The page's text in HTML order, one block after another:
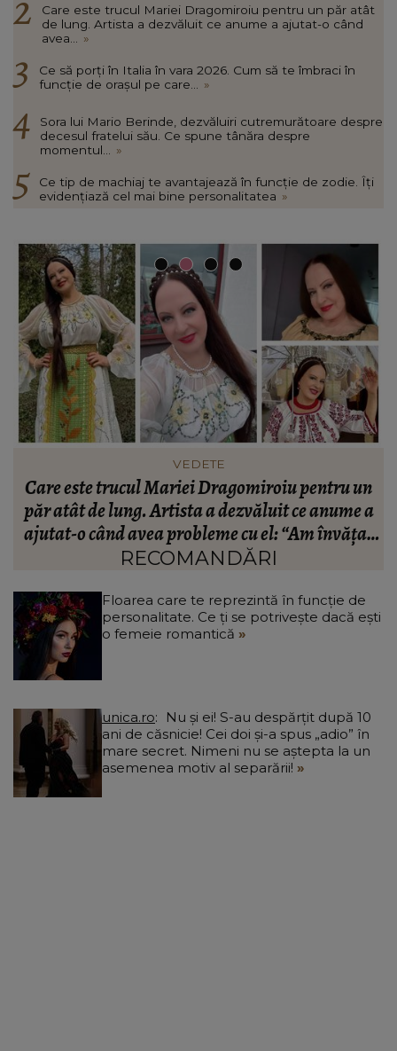
Care este trucul Mariei Dragomiroiu pentru un păr atât
de lung. Artista a dezvăluit ce anume a ajutat-o când
avea... »
Ce să porți în Italia în vara 2026. Cum să te îmbraci în
funcție de orașul pe care... »
Sora lui Mario Berinde, dezvăluiri cutremurătoare despre
decesul fratelui său. Ce spune tânăra despre
momentul... »
Ce tip de machiaj te avantajează în funcție de zodie. Îți
evidențiază cel mai bine personalitatea »
FASHION
Ce să porți în Italia în vara 2026. Cum să te
îmbraci în funcție de orașul pe care îl vizitezi
RECOMANDĂRI
Floarea care te reprezintă în funcție de
personalitate. Ce ți se potrivește dacă ești
o femeie romantică
unica.ro
ani de căsnicie! Cei doi și-a spus „adio” în
mare secret. Nimeni nu se aștepta la un
asemenea motiv al separării!